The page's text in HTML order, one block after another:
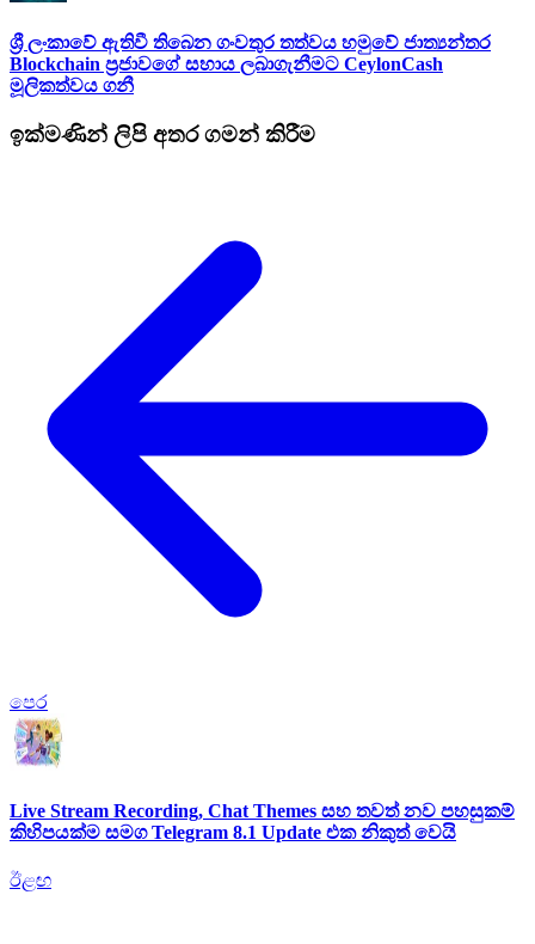
ශ්‍රී ලංකාවේ ඇතිවී තිබෙන ගංවතුර තත්වය හමුවේ ජාත්‍යන්තර
Blockchain ප්‍රජාවගේ සහාය ලබාගැනීමට CeylonCash
මූලිකත්වය ග​නී
ඉක්මණින් ලිපි අතර ගමන් කිරීම
පෙර
Live Stream Recording, Chat Themes සහ තවත් නව පහසුකම්
කිහිපයක්ම සමග Telegram 8.1 Update එක නිකුත් වෙයි
ඊළඟ